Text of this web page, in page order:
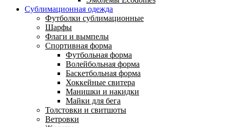
Сублимационная одежда
Футболки сублимационные
Шарфы
Флаги и вымпелы
Спортивная форма
Футбольная форма
Волейбольная форма
Баскетбольная форма
Хоккейные свитера
Манишки и накидки
Майки для бега
Толстовки и свитшоты
Ветровки